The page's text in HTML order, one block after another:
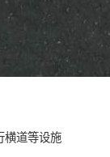
横道等设施